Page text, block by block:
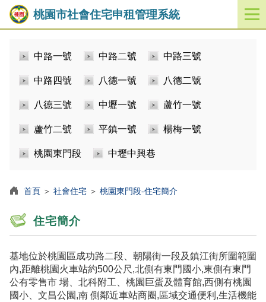
桃園市社會住宅申租管理系統
開
啟
中路一號 中路二號 中路三號
中路四號 八德一號 八德二號
八德三號 中壢一號 蘆竹一號
蘆竹二號 平鎮一號 楊梅一號
桃園東門段 中壢中興巷
首頁 ＞ 社會住宅 ＞ 桃園東門段-住宅簡介
住宅簡介
基地位於桃園區成功路二段、朝陽街一段及鎮江街所圍範圍
內,距離桃園火車站約500公尺,北側有東門國小,東側有東門
公有零售市 場、北科附工、桃園巨蛋及體育館,西側有桃園
國小、文昌公園,南 側鄰近車站商圈,區域交通便利,生活機能